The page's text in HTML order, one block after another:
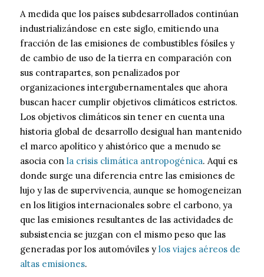
A medida que los países subdesarrollados continúan
industrializándose en este siglo, emitiendo una
fracción de las emisiones de combustibles fósiles y
de cambio de uso de la tierra en comparación con
sus contrapartes, son penalizados por
organizaciones intergubernamentales que ahora
buscan hacer cumplir objetivos climáticos estrictos.
Los objetivos climáticos sin tener en cuenta una
historia global de desarrollo desigual han mantenido
el marco apolítico y ahistórico que a menudo se
asocia con la crisis climática antropogénica. Aquí es
donde surge una diferencia entre las emisiones de
lujo y las de supervivencia, aunque se homogeneizan
en los litigios internacionales sobre el carbono, ya
que las emisiones resultantes de las actividades de
subsistencia se juzgan con el mismo peso que las
generadas por los automóviles y los viajes aéreos de
altas emisiones.